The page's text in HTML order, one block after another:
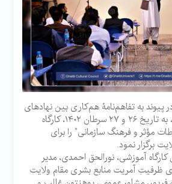
به تفاهم‌نامۀ هم‌کاری بین نهادهای
دولتی و این پوهنتون، به تاریخ ۲۶ و ۲۷ سرطان ۱۴۰۲، کارگاه
مؤثر و فرهنگ سازمانی” را برای
برگزار نمود.
آموزشی، نورالحق احمدی، مدیر
ظرفیتِ آمریت منابع بشری مقام ولایت